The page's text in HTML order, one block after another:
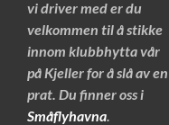
vi driver med er du
velkommen til å stikke
innom klubbhytta vår
på Kjeller for å slå av en
prat. Du finner oss i
Småflyhavna.